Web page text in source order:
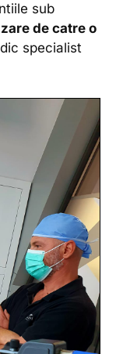
sub
de catre o
specialist